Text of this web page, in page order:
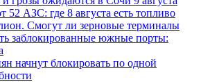
52 АЗС: где 8 августа есть топливо
Смогут ли зерновые терминалы
заблокированные южные порты:
начнут блокировать по одной